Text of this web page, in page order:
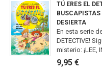
TÚ ERES EL
DESIERTA
En esta serie
DETECTIVE!
misterio: ¡LEE,
9,95 €